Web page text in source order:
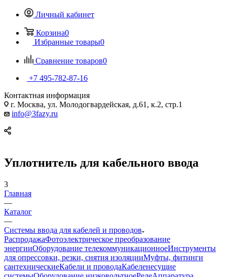
Личный кабинет
Корзина0
Избранные товары0
Сравнение товаров0
+7 495-782-87-16
Контактная информация
г. Москва, ул. Молодогвардейская, д.61, к.2, стр.1
info@3fazy.ru
Уплотнитель для кабельного ввода
3
Главная
—
Каталог
—
Системы ввода для кабелей и проводов
РаспродажаФотоэлектрическое преобразование
энергииОборудование телекоммуникационноеИнструменты
для опрессовки, резки, снятия изоляцииМуфты, фитинги
сантехническиеКабели и проводаКабеленесущие